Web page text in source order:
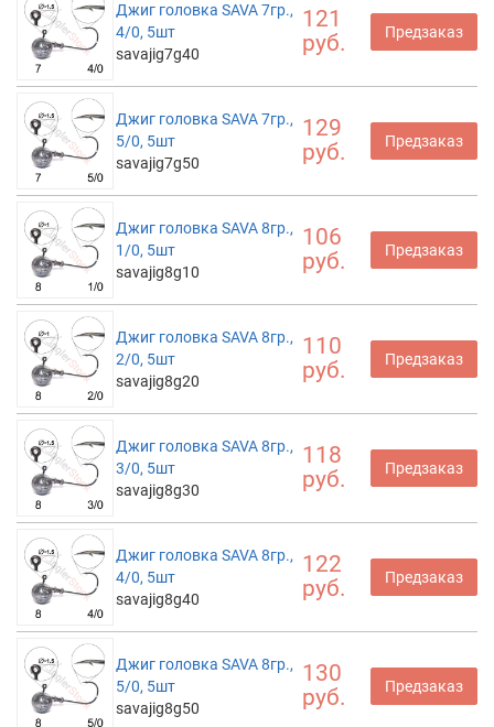
Джиг головка SAVA 7гр.,
4/0, 5шт
savajig7g40
121
руб.
Предзаказ
Джиг головка SAVA 7гр.,
5/0, 5шт
savajig7g50
129
руб.
Предзаказ
Джиг головка SAVA 8гр.,
1/0, 5шт
savajig8g10
106
руб.
Предзаказ
Джиг головка SAVA 8гр.,
2/0, 5шт
savajig8g20
110
руб.
Предзаказ
Джиг головка SAVA 8гр.,
3/0, 5шт
savajig8g30
118
руб.
Предзаказ
Джиг головка SAVA 8гр.,
4/0, 5шт
savajig8g40
122
руб.
Предзаказ
Джиг головка SAVA 8гр.,
5/0, 5шт
savajig8g50
130
руб.
Предзаказ